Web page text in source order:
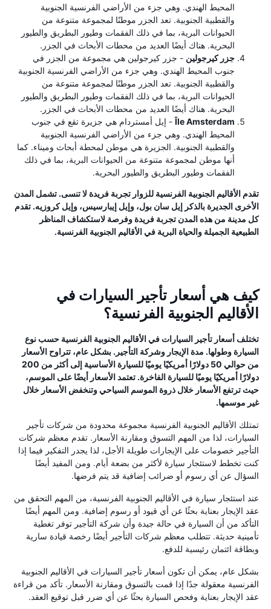
المحيط الهندي. وهي جزء من الأراضي الفرنسية الجنوبية
والقطبية الجنوبية. تعد الجزر موطنًا لمجموعة متنوعة من
الحيوانات البرية، بما في ذلك الفقمات وطيور البطريق والطيور
البحرية. هناك أيضًا العديد من محطات الأبحاث في الجزر.
جزر كيرجولين - جزر كيرجولين هي مجموعة من الجزر في
جنوب المحيط الهندي. وهي جزء من الأراضي الفرنسية الجنوبية
والقطبية الجنوبية. تعد الجزر موطنًا لمجموعة متنوعة من
الحيوانات البرية، بما في ذلك الفقمات وطيور البطريق والطيور
البحرية. هناك أيضًا العديد من محطات الأبحاث في الجزر.
Île Amsterdam- إيل أمستردام هي جزيرة تقع في جنوب
المحيط الهندي. وهي جزء من الأراضي الفرنسية الجنوبية
والقطبية الجنوبية. الجزيرة هي موطن لمحطة أبحاث وميناء. كما
أنها موطن لمجموعة متنوعة من الحيوانات البرية، بما في ذلك
الفقمات وطيور البطريق والطيور البحرية.
تقدم الأقاليم الجنوبية الفرنسية للزوار تجربة فريدة لا تنسى. تشمل المدن
الأخرى الجديرة بالذكر إيل سان بول، وإيل إيبارسيس، وإيل كروزيه. تقدم
كل مدينة من هذه المدن تجربة فريدة وفرصة لاستكشاف المناظر
الطبيعية الجميلة والحياة البرية في الأقاليم الجنوبية الفرنسية.
كيف هي أسعار تأجير السيارات في
الأقاليم الجنوبية الفرنسية؟
تختلف أسعار تأجير السيارات في الأقاليم الجنوبية الفرنسية حسب نوع
السيارة وطولها. مدة الإيجار وشركة التأجير. بشكل عام، تتراوح الأسعار
من حوالي 50 دولارًا أمريكيًا يوميًا للسيارة الأساسية إلى أكثر من 200
دولارًا أمريكيًا يوميًا للسيارة الفاخرة. تعتمد الأسعار أيضًا على الموسم،
حيث ترتفع الأسعار خلال ذروة الموسم السياحي وتنخفض الأسعار خلال
غير موسمها.
تمتلك الأقاليم الجنوبية الفرنسية مجموعة محدودة من شركات تأجير
السيارات، لذا من المهم التسوق ومقارنة الأسعار. تقدم معظم شركات
التأجير خصومات على الإيجارات طويلة الأجل، لذا يجدر التفكير فيما إذا
كنت تخطط لاستئجار سيارة لأكثر من بضعة أيام. ومن المفيد أيضًا
السؤال عن أي رسوم أو ضرائب إضافية قد يتم فرضها.
عند استئجار سيارة في الأقاليم الجنوبية الفرنسية، من المهم التحقق من
عقد الإيجار بعناية بحثًا عن أي قيود أو رسوم إضافية. ومن المهم أيضًا
التأكد من أن السيارة في حالة جيدة وأن شركة التأجير توفر تغطية
تأمينية حديثة. تتطلب معظم شركات التأجير أيضًا رخصة قيادة سارية
وبطاقة ائتمان رئيسية للدفع.
بشكل عام، يمكن أن تكون أسعار تأجير السيارات في الأقاليم الجنوبية
الفرنسية معقولة جدًا إذا قمت بالتسوق ومقارنة الأسعار. تأكد من قراءة
عقد الإيجار بعناية وفحص السيارة بحثًا عن أي ضرر قبل توقيع العقد.